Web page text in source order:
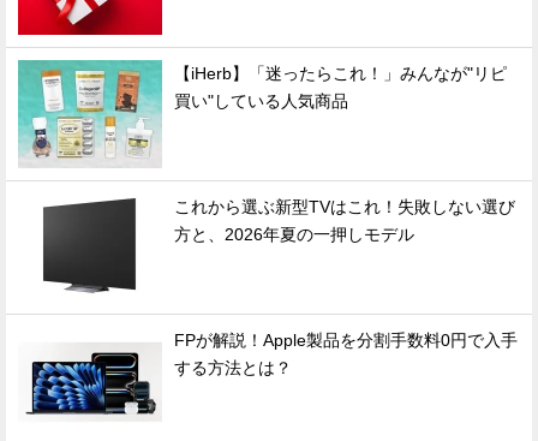
【iHerb】「迷ったらこれ！」みんなが"リピ
買い"している人気商品
これから選ぶ新型TVはこれ！失敗しない選び
方と、2026年夏の一押しモデル
FPが解説！Apple製品を分割手数料0円で入手
する方法とは？